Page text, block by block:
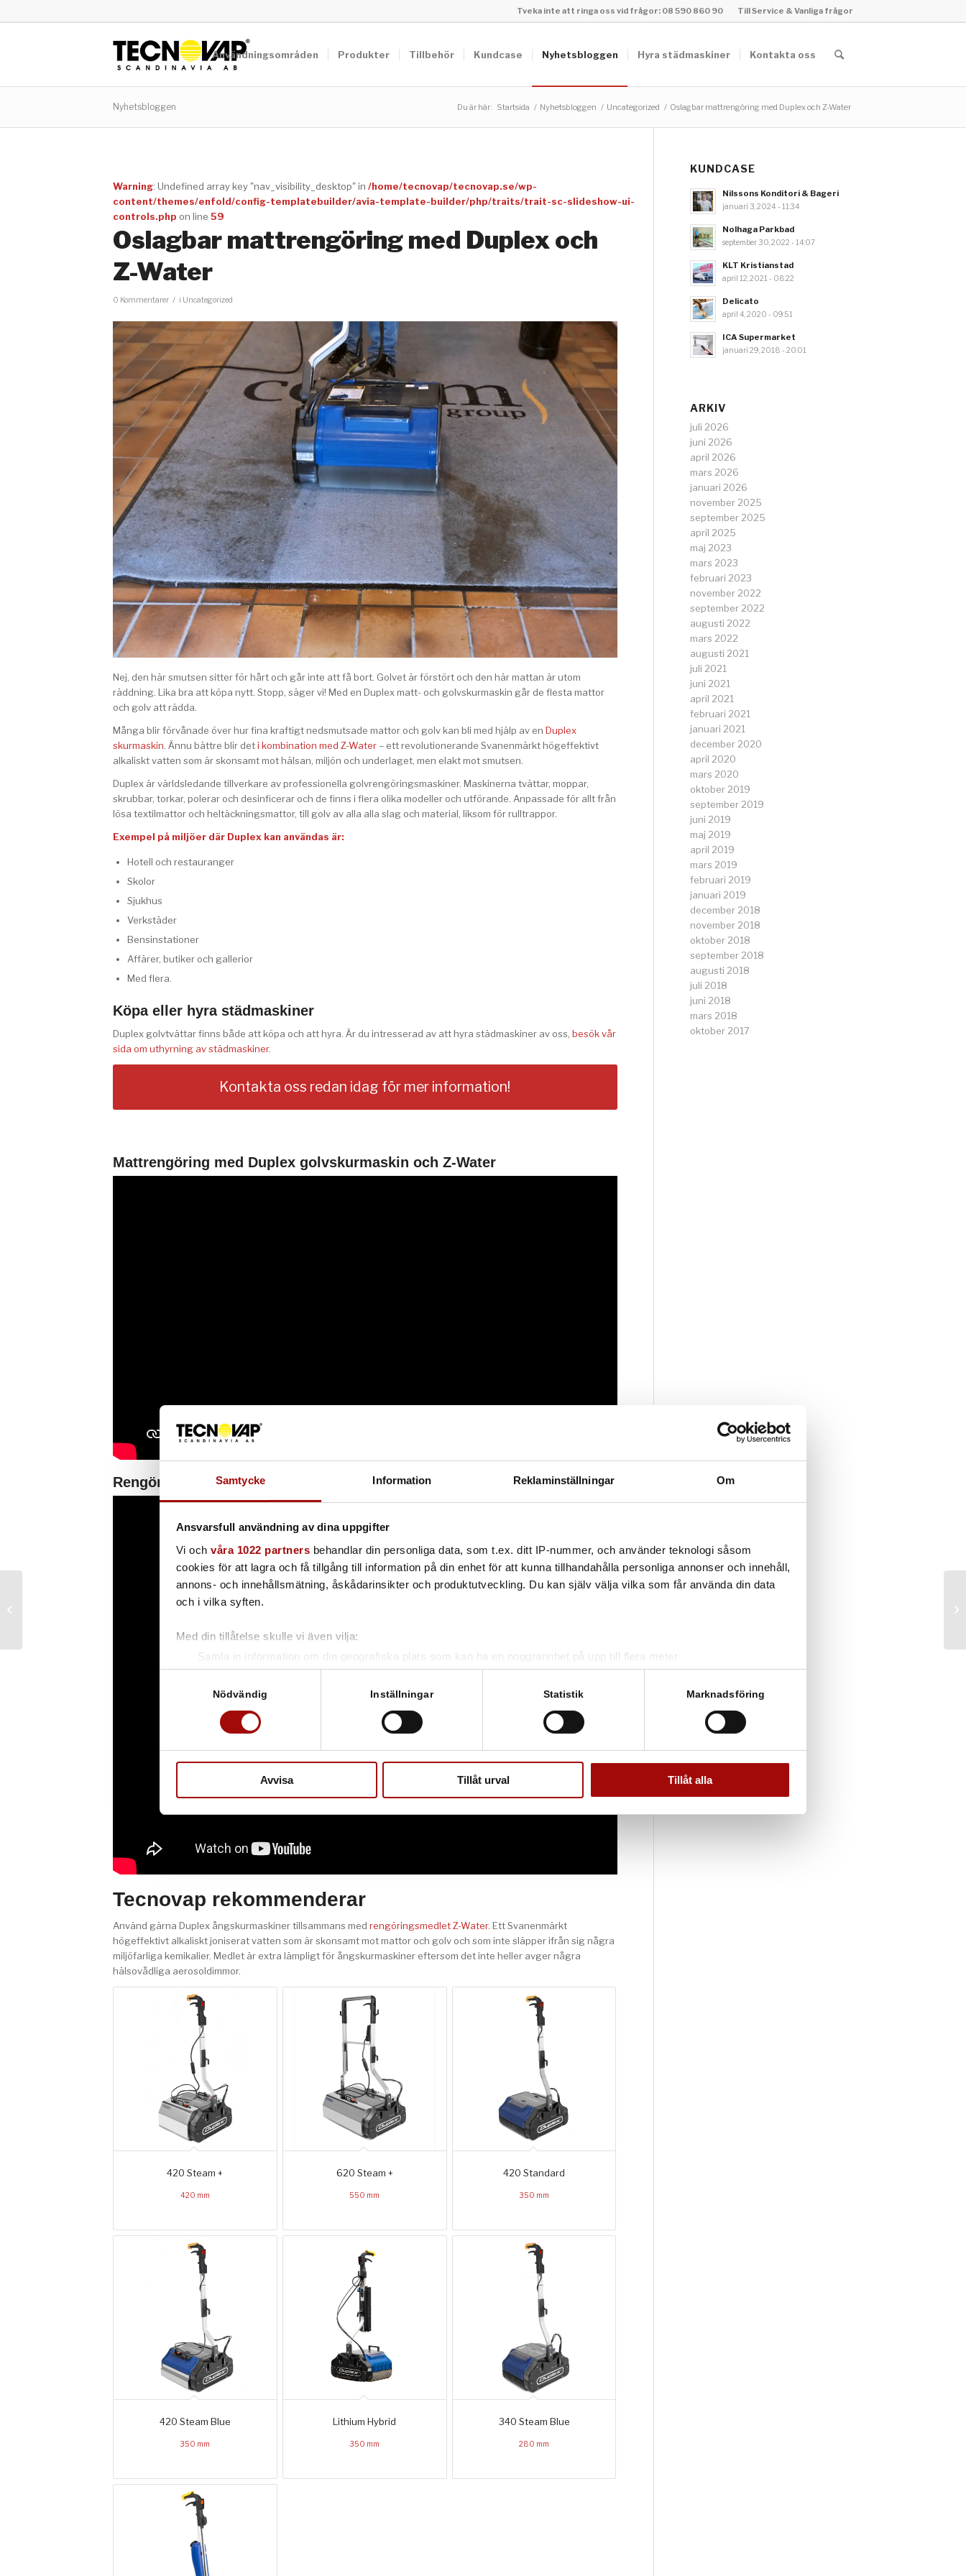
Samtycke Information Reklaminställningar Om
Ansvarsfull användning av dina uppgifter
Vi och våra 1022 partners behandlar din personliga data, som t.ex. ditt IP-nummer, och använder teknologi såsom
cookies för att lagra och få tillgång till information på din enhet för att kunna tillhandahålla personliga annonser och innehåll,
annons- och innehållsmätning, åskådarinsikter och produktutveckling. Du kan själv välja vilka som får använda din data
och i vilka syften.
Med din tillåtelse skulle vi även vilja:
Samla in information om din geografiska plats som kan ha en noggrannhet på upp till flera meter
Identifiera din enhet genom att aktivt skanna den för specifika kännetecken (fingeravtryck)
Ta reda på mer om hur dina personliga uppgifter behandlas och ställ in dina preferenser i
detaljsektionen. Du kan ändra
eller dra tillbaka ditt samtycke när som helst från cookie-förklaringen.
sociala medier och analysera vår trafik. Vi vidarebefordrar även sådana identifierare och annan information från din enhet
till de sociala medier och annons- och analysföretag som vi samarbetar med. Dessa kan i sin tur kombinera informationen
med annan information som du har tillhandahållit eller som de har samlat in när du har använt deras tjänster.
Nödvändig Inställningar Statistik Marknadsföring
Avvisa Tillåt urval Tillåt alla
Till Service & Vanliga frågor
Tveka inte att ringa oss vid frågor: 08 590 860 90
Användningsområden Produkter Tillbehör Kundcase Nyhetsbloggen Hyra städmaskiner Kontakta oss
Nyhetsbloggen Du är här: Startsida / Nyhetsbloggen / Uncategorized / Oslagbar mattrengöring med Duplex och Z-Water
Warning: Undefined array key "nav_visibility_desktop" in /home/tecnovap/tecnovap.se/wp-
content/themes/enfold/config-templatebuilder/avia-template-builder/php/traits/trait-sc-slideshow-ui-
controls.php on line 59
Oslagbar mattrengöring med Duplex och
Z-Water
0 Kommentarer / i Uncategorized
Nej, den här smutsen sitter för hårt och går inte att få bort. Golvet är förstört och den här mattan är utom
räddning. Lika bra att köpa nytt. Stopp, säger vi! Med en Duplex matt- och golvskurmaskin går de flesta mattor
och golv att rädda.
Många blir förvånade över hur fina kraftigt nedsmutsade mattor och golv kan bli med hjälp av en Duplex
skurmaskin . Ännu bättre blir deti kombination med Z-Water – ett revolutionerande Svanenmärkt högeffektivt
alkaliskt vatten som är skonsamt mot hälsan, miljön och underlaget, men elakt mot smutsen.
Duplex är världsledande tillverkare av professionella golvrengöringsmaskiner. Maskinerna tvättar, moppar,
skrubbar, torkar, polerar och desinficerar och de finns i flera olika modeller och utförande. Anpassade för allt från
lösa textilmattor och heltäckningsmattor, till golv av alla alla slag och material, liksom för rulltrappor.
Exempel på miljöer där Duplex kan användas är:
Hotell och restauranger
Skolor
Sjukhus
Verkstäder
Bensinstationer
Affärer, butiker och gallerior
Med flera.
Köpa eller hyra städmaskiner
Duplex golvtvättar finns både att köpa och att hyra. Är du intresserad av att hyra städmaskiner av oss, besök vår
sida om uthyrning av städmaskiner.
Kontakta oss redan idag för mer information!
Mattrengöring med Duplex golvskurmaskin och Z-Water
Rengöring av klinkergolv med Duplex golvskurmaskin och ånga
Tecnovap rekommenderar
Använd gärna Duplex ångskurmaskiner tillsammans med rengöringsmedlet Z-Water. Ett Svanenmärkt
högeffektivt alkaliskt joniserat vatten som är skonsamt mot mattor och golv och som inte släpper ifrån sig några
miljöfarliga kemikalier. Medlet är extra lämpligt för ångskurmaskiner eftersom det inte heller avger några
hälsovådliga aerosoldimmor.
420 Steam +
420 mm
620 Steam +
550 mm
420 Standard
350 mm
420 Steam Blue
350 mm
Lithium Hybrid
350 mm
340 Steam Blue
280 mm
KUNDCASE
Nilssons Konditori & Bageri
januari 3, 2024 - 11:34
Nolhaga Parkbad
september 30, 2022 - 14:07
KLT Kristianstad
april 12, 2021 - 08:22
Delicato
april 4, 2020 - 09:51
ICA Supermarket
januari 29, 2018 - 20:01
ARKIV
juli 2026
juni 2026
april 2026
mars 2026
januari 2026
november 2025
september 2025
april 2025
maj 2023
mars 2023
februari 2023
november 2022
september 2022
augusti 2022
mars 2022
augusti 2021
juli 2021
juni 2021
april 2021
februari 2021
januari 2021
december 2020
april 2020
mars 2020
oktober 2019
september 2019
juni 2019
maj 2019
april 2019
mars 2019
februari 2019
januari 2019
december 2018
november 2018
oktober 2018
september 2018
augusti 2018
juli 2018
juni 2018
mars 2018
oktober 2017